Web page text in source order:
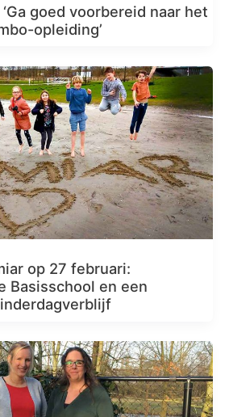
goed voorbereid naar het
opleiding’
op 27 februari:
Basisschool en een